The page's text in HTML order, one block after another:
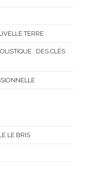
TERRE
: DES CLÉS
LE BRIS